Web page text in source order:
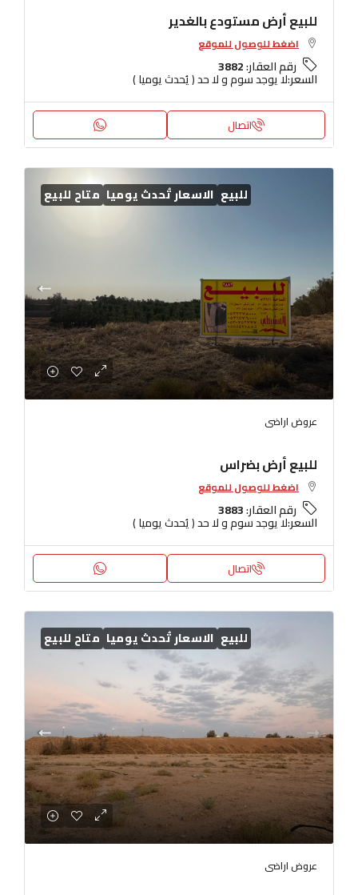
للبيع أرض مستودع بالغدير
اضغط للوصول للموقع
رقم العقار:3882
السعر:لا يوجد سوم و لا حد ( يُحدث يوميا )
اتصال
للبيع الاسعار تُحدث يوميا متاح للبيع
عروض اراضى
للبيع أرض بضراس
اضغط للوصول للموقع
رقم العقار:3883
السعر:لا يوجد سوم و لا حد ( يُحدث يوميا )
اتصال
للبيع الاسعار تُحدث يوميا متاح للبيع
عروض اراضى